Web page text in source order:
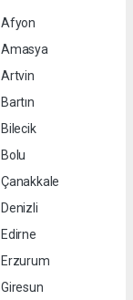
Afyon
Amasya
Artvin
Bartın
Bilecik
Bolu
Çanakkale
Denizli
Edirne
Erzurum
Giresun